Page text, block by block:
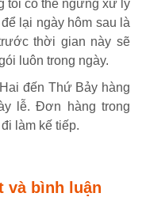
tôi có thể ngừng xử lý
lại ngày hôm sau là
thời gian này sẽ
luôn trong ngày.
đến Thứ Bảy hàng
lễ. Đơn hàng trong
làm kế tiếp.
và bình luận